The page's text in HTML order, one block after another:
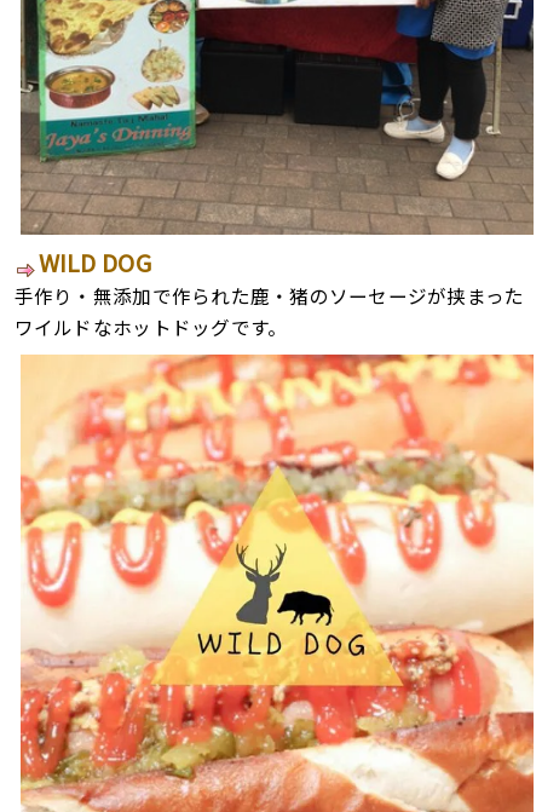
WILD DOG
手作り・無添加で作られた鹿・猪のソーセージが挟まった
ワイルドなホットドッグです。